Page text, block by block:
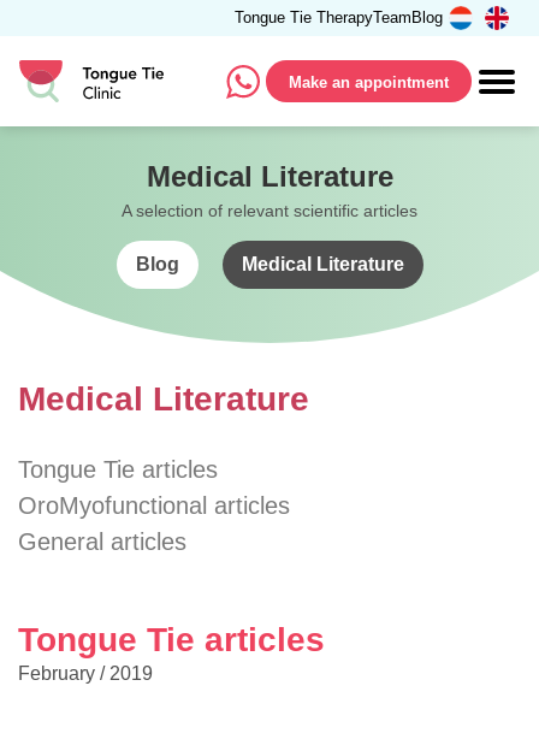
Tongue Tie TherapyTeam Blog
Make an appointment
Medical Literature
A selection of relevant scientific articles
Blog Medical Literature
Medical Literature
Tongue Tie articles
OroMyofunctional articles
General articles
Tongue Tie articles
February / 2019